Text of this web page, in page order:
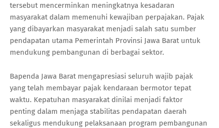
tersebut mencerminkan meningkatnya kesadaran
masyarakat dalam memenuhi kewajiban perpajakan. Pajak
yang dibayarkan masyarakat menjadi salah satu sumber
pendapatan utama Pemerintah Provinsi Jawa Barat untuk
mendukung pembangunan di berbagai sektor.
Bapenda Jawa Barat mengapresiasi seluruh wajib pajak
yang telah membayar pajak kendaraan bermotor tepat
waktu. Kepatuhan masyarakat dinilai menjadi faktor
penting dalam menjaga stabilitas pendapatan daerah
sekaligus mendukung pelaksanaan program pembangunan